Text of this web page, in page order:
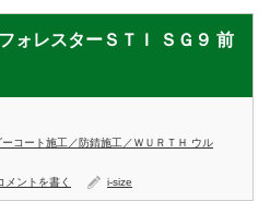
ォレスターＳＴＩ ＳＧ９ 前
コート施工／防錆施工／ＷＵＲＴＨ ウル
メントを書く i-size